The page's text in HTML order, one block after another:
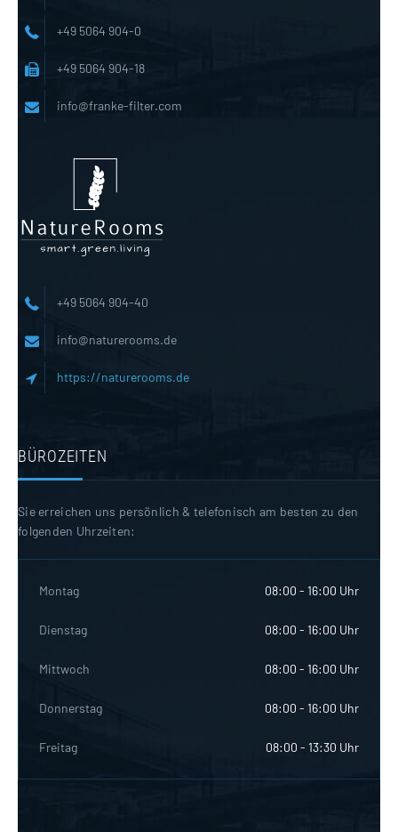
+49 5064 904-0
+49 5064 904-18
info@franke-filter.com
+49 5064 904-40
info@naturerooms.de
https://naturerooms.de
BÜROZEITEN
Sie erreichen uns persönlich & telefonisch am besten zu den
folgenden Uhrzeiten:
Montag 08:00 - 16:00 Uhr
Dienstag 08:00 - 16:00 Uhr
Mittwoch 08:00 - 16:00 Uhr
Donnerstag 08:00 - 16:00 Uhr
Freitag 08:00 - 13:30 Uhr